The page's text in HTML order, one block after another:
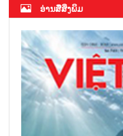
ອ່ານສື່ສິ່ງພິມ